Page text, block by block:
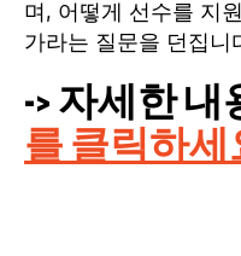
며, 어떻게 선수를 지
가라는 질문을 던집니
-> 자세한 내
를 클릭하세